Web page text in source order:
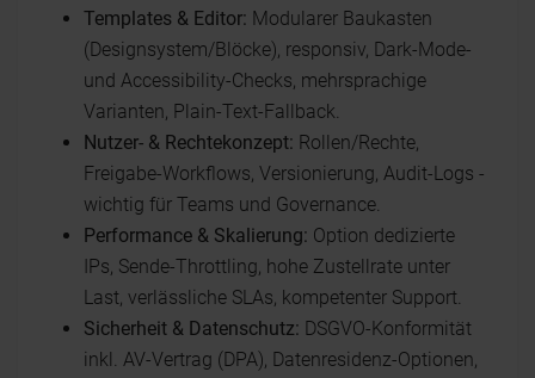
Templates & Editor: Modularer Baukasten
(Designsystem/Blöcke), responsiv, Dark-Mode-
und Accessibility-Checks, mehrsprachige
Varianten, Plain-Text-Fallback.
Nutzer- & Rechtekonzept: Rollen/Rechte,
Freigabe-Workflows, Versionierung, Audit-Logs -
wichtig für Teams und Governance.
Performance & Skalierung: Option dedizierte
IPs, Sende-Throttling, hohe Zustellrate unter
Last, verlässliche SLAs, kompetenter Support.
Sicherheit & Datenschutz: DSGVO-Konformität
inkl. AV-Vertrag (DPA), Datenresidenz-Optionen,